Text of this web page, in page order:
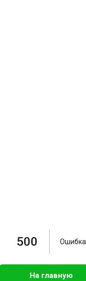
500 Ошибка
На главную